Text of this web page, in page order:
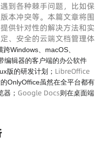
到各种棘手问题，比如保
本冲突等。本篇文章将围
供针对性的解决方法和实
、安全的云端文档管理体
Windows、macOS、
编辑器的客户端的办公软件
版的研发计划； LibreOffice
OnlyOffice虽然在全平台都有
； Google Docs则在桌面端